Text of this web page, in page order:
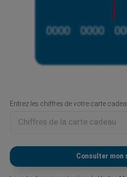
Entrez les chiffres de votre carte